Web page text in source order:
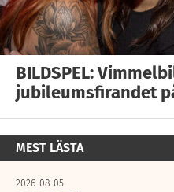
BILDSPEL:
jubileumsfirandet
MEST LÄSTA
2026-08-05